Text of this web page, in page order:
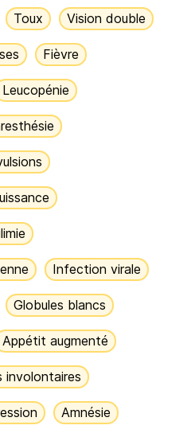
Toux Vision double
Fièvre
Leucopénie
Infection virale
Globules blancs
Appétit augmenté
involontaires
Amnésie